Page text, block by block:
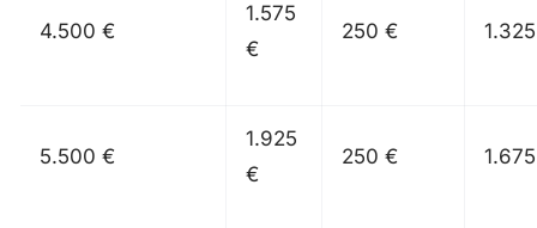
4.500 €
1.575
€
250 €
5.500 €
1.925
€
250 €